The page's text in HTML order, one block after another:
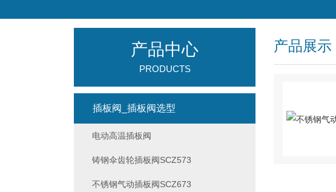
产品展示
产品中心
PRODUCTS
插板阀_插板阀选型
电动高温插板阀
铸钢伞齿轮插板阀SCZ573
不锈钢气动插板阀SCZ673